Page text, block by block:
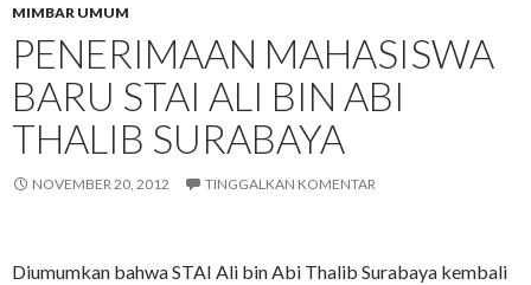
MIMBAR UMUM
PENERIMAAN MAHASISWA
BARU STAI ALI BIN ABI
THALIB SURABAYA
NOVEMBER 20, 2012 TINGGALKAN KOMENTAR
Diumumkan bahwa STAI Ali bin Abi Thalib Surabaya kembali